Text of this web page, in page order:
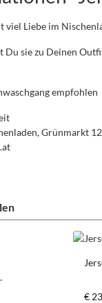
viel Liebe im
Du sie zu Deinen
empfohlen
Grünmarkt
€